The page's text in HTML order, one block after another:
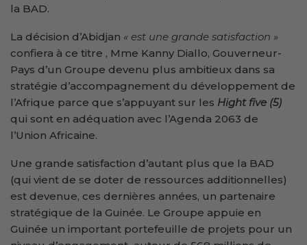
la BAD.
La décision d’Abidjan « est une grande satisfaction »
confiera à ce titre , Mme Kanny Diallo, Gouverneur-
Pays d’un Groupe devenu plus ambitieux dans sa
stratégie d’accompagnement du développement de
l’Afrique parce que s’appuyant sur les Hight five (5)
qui sont en adéquation avec l’Agenda 2063 de
l’Union Africaine.
Une grande satisfaction d’autant plus que la BAD
(qui vient de se doter de ressources additionnelles)
est devenue, ces dernières années, un partenaire
stratégique de la Guinée. Le Groupe appuie en
Guinée un important portefeuille de projets pour un